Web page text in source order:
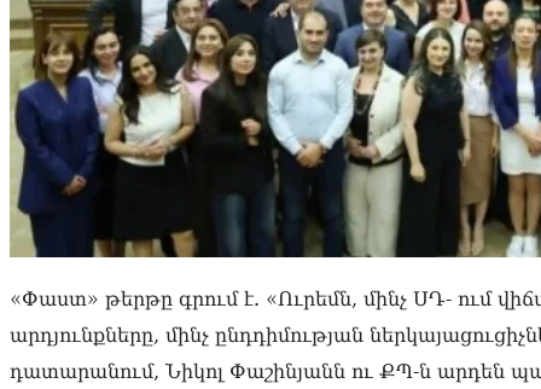
«Փաստ» թերթը գրում է. «Ուրեմն, մինչ ՍԴ- ում
արդյունքները, մինչ ընդդիմության
դատարանում, Նիկոլ Փաշինյանն ու ՔՊ-ն արդեն